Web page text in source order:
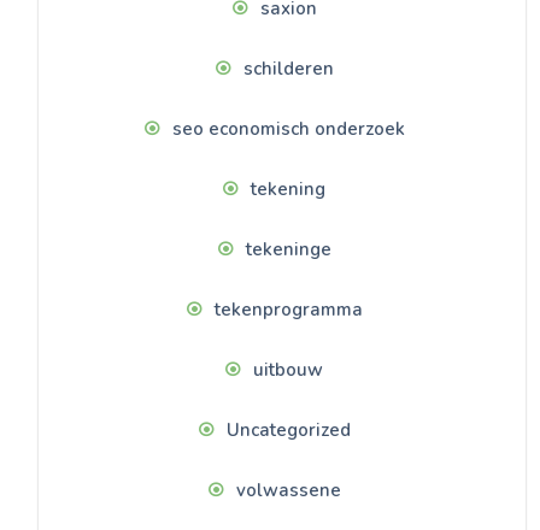
saxion
schilderen
seo economisch onderzoek
tekening
tekeninge
tekenprogramma
uitbouw
Uncategorized
volwassene